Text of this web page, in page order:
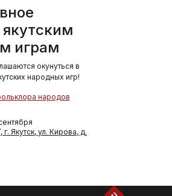
якутским
играм
окунуться в
народных игр!
народов
Якутск, ул. Кирова, д.